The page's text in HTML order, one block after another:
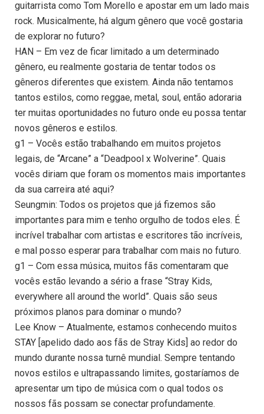
guitarrista como Tom Morello e apostar em um lado mais
rock. Musicalmente, há algum gênero que você gostaria
de explorar no futuro?
HAN – Em vez de ficar limitado a um determinado
gênero, eu realmente gostaria de tentar todos os
gêneros diferentes que existem. Ainda não tentamos
tantos estilos, como reggae, metal, soul, então adoraria
ter muitas oportunidades no futuro onde eu possa tentar
novos gêneros e estilos.
g1 – Vocês estão trabalhando em muitos projetos
legais, de “Arcane” a “Deadpool x Wolverine”. Quais
vocês diriam que foram os momentos mais importantes
da sua carreira até aqui?
Seungmin: Todos os projetos que já fizemos são
importantes para mim e tenho orgulho de todos eles. É
incrível trabalhar com artistas e escritores tão incríveis,
e mal posso esperar para trabalhar com mais no futuro.
g1 – Com essa música, muitos fãs comentaram que
vocês estão levando a sério a frase “Stray Kids,
everywhere all around the world”. Quais são seus
próximos planos para dominar o mundo?
Lee Know – Atualmente, estamos conhecendo muitos
STAY [apelido dado aos fãs de Stray Kids] ao redor do
mundo durante nossa turnê mundial. Sempre tentando
novos estilos e ultrapassando limites, gostaríamos de
apresentar um tipo de música com o qual todos os
nossos fãs possam se conectar profundamente.